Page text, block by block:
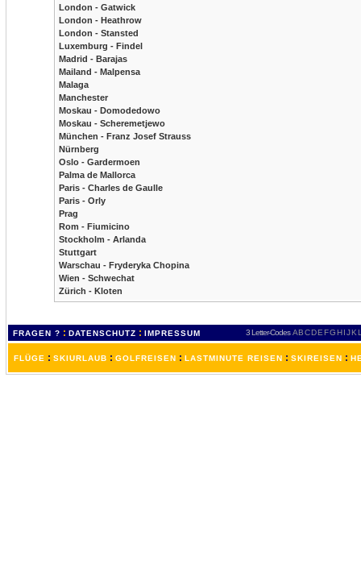
London - Gatwick
London - Heathrow
London - Stansted
Luxemburg - Findel
Madrid - Barajas
Mailand - Malpensa
Malaga
Manchester
Moskau - Domodedowo
Moskau - Scheremetjewo
München - Franz Josef Strauss
Nürnberg
Oslo - Gardermoen
Palma de Mallorca
Paris - Charles de Gaulle
Paris - Orly
Prag
Rom - Fiumicino
Stockholm - Arlanda
Stuttgart
Warschau - Fryderyka Chopina
Wien - Schwechat
Zürich - Kloten
FRAGEN ? : DATENSCHUTZ : IMPRESSUM 3 Letter-Codes ABCDEFGH IJKL
FLÜGE : SKIURLAUB : GOLFREISEN : LASTMINUTE REISEN : SKIREISEN :